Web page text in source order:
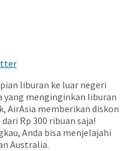
liburan ke luar negeri
yang menginginkan liburan
AirAsia memberikan diskon
Rp 300 ribuan saja!
Anda bisa menjelajahi
Australia.